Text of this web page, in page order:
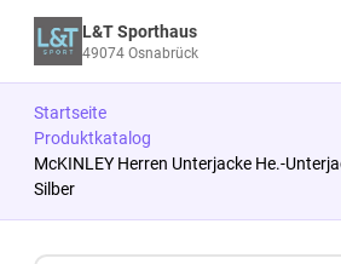
L&T Sporthaus
49074 Osnabrück
Startseite
Produktkatalog
McKINLEY Herren Unterjacke He.-
Silber